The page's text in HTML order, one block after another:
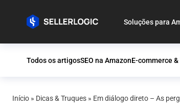
Soluções para
Todos os artigosSEO na AmazonE-commerce
Início » Dicas & Truques » Em diálogo direto – As